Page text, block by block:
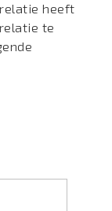
heeft
te